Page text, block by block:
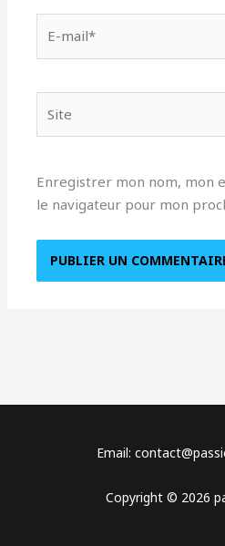
mail*
Enregistrer mon nom, mon
le navigateur pour mon
Email:
Copyright © 2026